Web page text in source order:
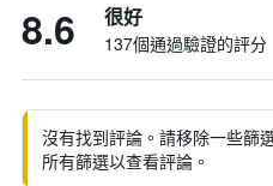
8.6 很好
137個通過驗證的評分
沒有找到評論。請移除一些篩
所有篩選以查看評論。